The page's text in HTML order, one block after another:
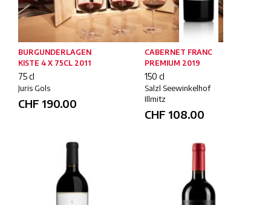
BURGUNDERLAGEN
KISTE 4 X 75CL 2011
75 cl
Juris Gols
CHF 190.00
CABERNET FRANC
PREMIUM 2019
150 cl
Salzl Seewinkelhof
Illmitz
CHF 108.00